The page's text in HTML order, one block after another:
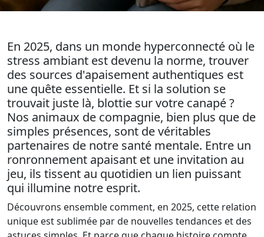
En 2025, dans un monde hyperconnecté où le
stress ambiant est devenu la norme, trouver
des sources d'apaisement authentiques est
une quête essentielle. Et si la solution se
trouvait juste là, blottie sur votre canapé ?
Nos animaux de compagnie, bien plus que de
simples présences, sont de véritables
partenaires de notre santé mentale. Entre un
ronronnement apaisant et une invitation au
jeu, ils tissent au quotidien un lien puissant
qui illumine notre esprit.
Découvrons ensemble comment, en 2025, cette relation
unique est sublimée par de nouvelles tendances et des